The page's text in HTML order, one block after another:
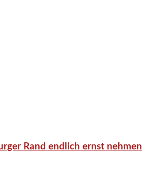
Rand endlich ernst nehmen